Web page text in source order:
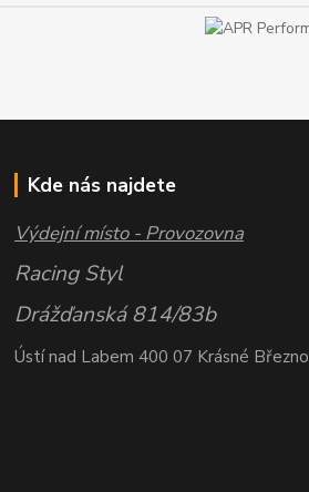
Kde nás najdete
Výdejní místo - Provozovna
Racing Styl
Drážďanská 814/83b
Ústí nad Labem 400 07 Krásné Březno